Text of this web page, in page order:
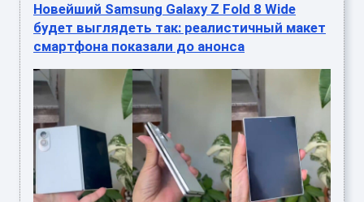
Новейший Samsung Galaxy Z Fold 8 Wide
будет выглядеть так: реалистичный макет
смартфона показали до анонса